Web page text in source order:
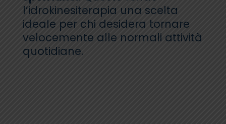
l’idrokinesiterapia una scelta
ideale per chi desidera tornare
velocemente alle normali attività
quotidiane.